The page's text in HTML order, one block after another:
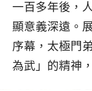
一百多年後，
顯意義深遠。
序幕，太極門
為武」的精神